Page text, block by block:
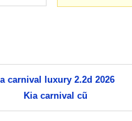
carnival luxury 2.2d 2026
Kia carnival cũ